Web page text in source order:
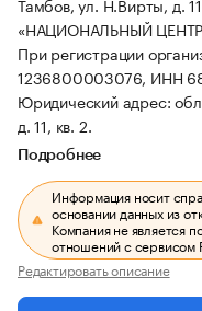
«НАЦИОНАЛЬНЫЙ
При регистрации
1236800003076, ИНН
Юридический адрес:
д. 11, кв. 2.
Подробнее
Информация носит
основании данных из
Компания не является
отношений с сервисом
Редактировать описание